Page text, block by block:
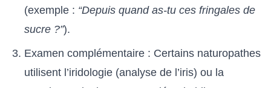
(exemple : “Depuis quand as-tu ces fringales de
sucre ?”).
Examen complémentaire : Certains naturopathes
utilisent l’iridologie (analyse de l’iris) ou la